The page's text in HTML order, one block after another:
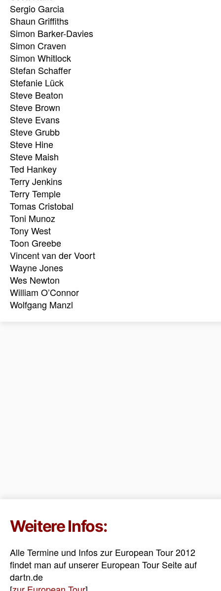
Sergio Garcia
Shaun Griffiths
Simon Barker-Davies
Simon Craven
Simon Whitlock
Stefan Schaffer
Stefanie Lück
Steve Beaton
Steve Brown
Steve Evans
Steve Grubb
Steve Hine
Steve Maish
Ted Hankey
Terry Jenkins
Terry Temple
Tomas Cristobal
Toni Munoz
Tony West
Toon Greebe
Vincent van der Voort
Wayne Jones
Wes Newton
William O’Connor
Wolfgang Manzl
Weitere Infos:
Alle Termine und Infos zur European Tour 2012
findet man auf unserer European Tour Seite auf
dartn.de